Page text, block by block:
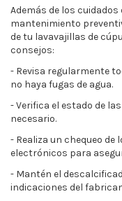
Además de los
mantenimiento
de tu lavavajillas de
consejos:
- Revisa regularmente
no haya fugas de agua.
- Verifica el estado de
necesario.
- Realiza un chequeo
electrónicos para
- Mantén el
indicaciones del